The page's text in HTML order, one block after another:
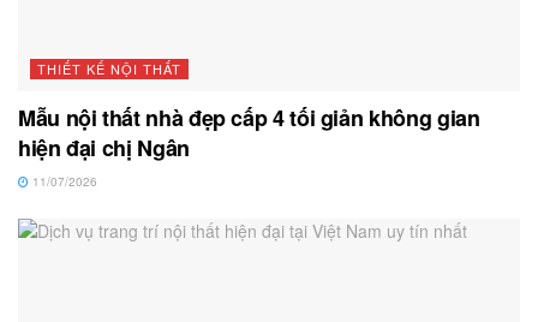
THIẾT KẾ NỘI THẤT
Mẫu nội thất nhà đẹp cấp 4 tối giản không gian
hiện đại chị Ngân
11/07/2026